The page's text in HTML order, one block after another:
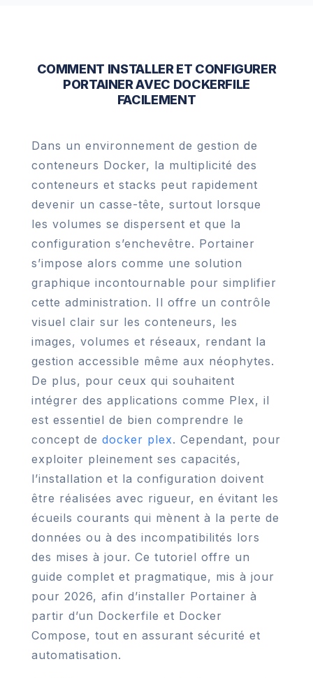
COMMENT INSTALLER ET CONFIGURER
PORTAINER AVEC DOCKERFILE
FACILEMENT
Dans un environnement de gestion de
conteneurs Docker, la multiplicité des
conteneurs et stacks peut rapidement
devenir un casse-tête, surtout lorsque
les volumes se dispersent et que la
configuration s’enchevêtre. Portainer
s’impose alors comme une solution
graphique incontournable pour simplifier
cette administration. Il offre un contrôle
visuel clair sur les conteneurs, les
images, volumes et réseaux, rendant la
gestion accessible même aux néophytes.
De plus, pour ceux qui souhaitent
intégrer des applications comme Plex, il
est essentiel de bien comprendre le
concept de docker plex. Cependant, pour
exploiter pleinement ses capacités,
l’installation et la configuration doivent
être réalisées avec rigueur, en évitant les
écueils courants qui mènent à la perte de
données ou à des incompatibilités lors
des mises à jour. Ce tutoriel offre un
guide complet et pragmatique, mis à jour
pour 2026, afin d’installer Portainer à
partir d’un Dockerfile et Docker
Compose, tout en assurant sécurité et
automatisation.